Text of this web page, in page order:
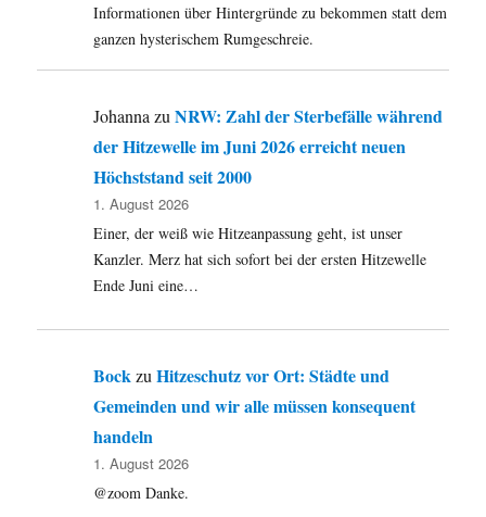
Informationen über Hintergründe zu bekommen statt dem
ganzen hysterischem Rumgeschreie.
Johanna zuNRW: Zahl der Sterbefälle während
der Hitzewelle im Juni 2026 erreicht neuen
Höchststand seit 2000
1. August 2026
Einer, der weiß wie Hitzeanpassung geht, ist unser
Kanzler. Merz hat sich sofort bei der ersten Hitzewelle
Ende Juni eine…
BockzuHitzeschutz vor Ort: Städte und
Gemeinden und wir alle müssen konsequent
handeln
1. August 2026
@zoom Danke.